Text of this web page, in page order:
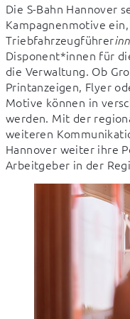
Die S-Bahn Hannover
Kampagnenmotive
Triebfahrzeugführer
Disponent*innen für
die Verwaltung. Ob
Printanzeigen, Flyer
Motive können in
werden. Mit der
weiteren
Hannover weiter ihre
Arbeitgeber in der